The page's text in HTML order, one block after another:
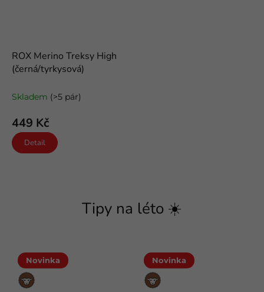
ROX Merino Treksy High
(černá/tyrkysová)
ponožky
Skladem (>5 pár)
449 Kč
Detail
Tipy na léto ☀️
Novinka
Merino
vlna
Novinka
Merino
vlna